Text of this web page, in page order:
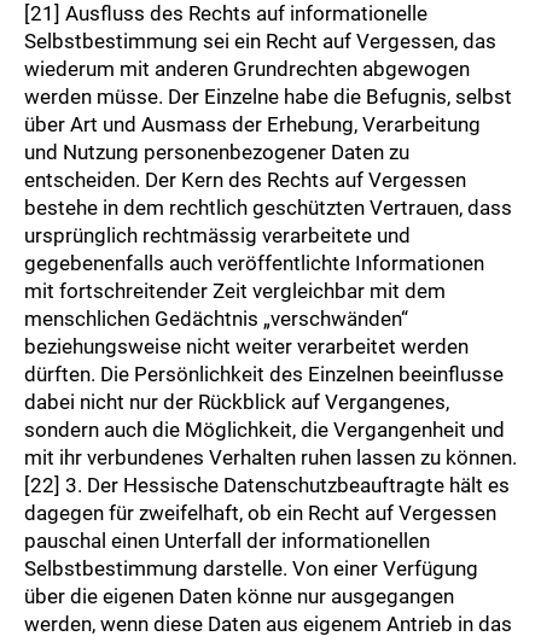
[21] Ausfluss des Rechts auf informationelle
Selbstbestimmung sei ein Recht auf Vergessen, das
wiederum mit anderen Grundrechten abgewogen
werden müsse. Der Einzelne habe die Befugnis, selbst
über Art und Ausmass der Erhebung, Verarbeitung
und Nutzung personenbezogener Daten zu
entscheiden. Der Kern des Rechts auf Vergessen
bestehe in dem rechtlich geschützten Vertrauen, dass
ursprünglich rechtmässig verarbeitete und
gegebenenfalls auch veröffentlichte Informationen
mit fortschreitender Zeit vergleichbar mit dem
menschlichen Gedächtnis „verschwänden“
beziehungsweise nicht weiter verarbeitet werden
dürften. Die Persönlichkeit des Einzelnen beeinflusse
dabei nicht nur der Rückblick auf Vergangenes,
sondern auch die Möglichkeit, die Vergangenheit und
mit ihr verbundenes Verhalten ruhen lassen zu können.
[22] 3. Der Hessische Datenschutzbeauftragte hält es
dagegen für zweifelhaft, ob ein Recht auf Vergessen
pauschal einen Unterfall der informationellen
Selbstbestimmung darstelle. Von einer Verfügung
über die eigenen Daten könne nur ausgegangen
werden, wenn diese Daten aus eigenem Antrieb in das